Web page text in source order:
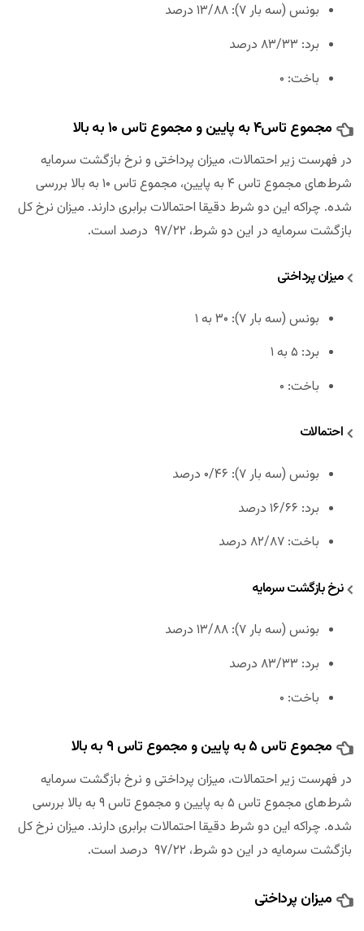
بونس (سه بار ۷): ۱۳/۸۸ درصد
برد: ۸۳/۳۳ درصد
باخت: ۰
مجموع تاس‌۴ به پایین و مجموع تاس ۱۰ به بالا
در فهرست زیر احتمالات، میزان پرداختی و نرخ بازگشت سرمایه
شرط‌های مجموع تاس ۴ به پایین، مجموع تاس ۱۰ به بالا بررسی
شده‌. چراکه این دو شرط دقیقا احتمالات برابری دارند. میزان نرخ کل
بازگشت سرمایه در این دو شرط، ۹۷/۲۲ درصد است.
میزان پرداختی
بونس (سه بار ۷): ۳۰ به ۱
برد: ۵ به ۱
باخت: ۰
احتمالات
بونس (سه بار ۷): ۰/۴۶ درصد
برد: ۱۶/۶۶ درصد
باخت: ۸۲/۸۷ درصد
نرخ بازگشت سرمایه
بونس (سه بار ۷): ۱۳/۸۸ درصد
برد: ۸۳/۳۳ درصد
باخت: ۰
مجموع تاس ۵ به پایین و مجموع تاس ۹ به بالا
در فهرست زیر احتمالات، میزان پرداختی و نرخ بازگشت سرمایه
شرط‌های مجموع تاس ۵ به پایین و مجموع تاس ۹ به بالا بررسی
شده‌. چراکه این دو شرط دقیقا احتمالات برابری دارند. میزان نرخ کل
بازگشت سرمایه در این دو شرط، ۹۷/۲۲ درصد است.
میزان پرداختی